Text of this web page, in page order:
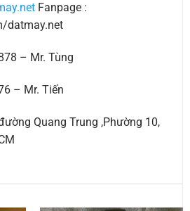
Fanpage :
datmay.net
– Mr. Tùng
– Mr. Tiến
Quang Trung ,Phường 10,